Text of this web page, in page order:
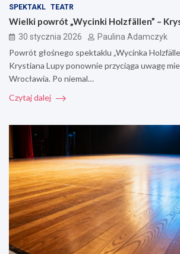
SPEKTAKL TEATR
Wielki powrót „Wycinki Holzfällen” –
30 stycznia 2026 Paulina Adamczyk
Powrót głośnego spektaklu „Wycinka
Krystiana Lupy ponownie przyciąga uwagę
Wrocławia. Po niemal…
Czytaj dalej